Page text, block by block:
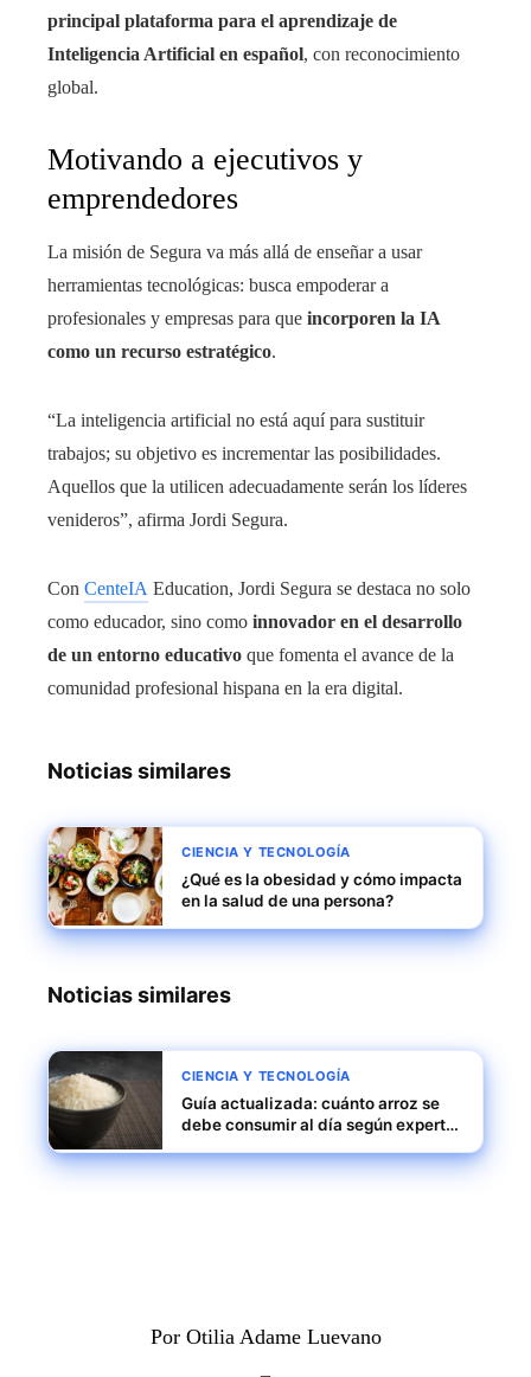
principal plataforma para el aprendizaje de
Inteligencia Artificial en español, con reconocimiento
global.
Motivando a ejecutivos y
emprendedores
La misión de Segura va más allá de enseñar a usar
herramientas tecnológicas: busca empoderar a
profesionales y empresas para que incorporen la IA
como un recurso estratégico.
“La inteligencia artificial no está aquí para sustituir
trabajos; su objetivo es incrementar las posibilidades.
Aquellos que la utilicen adecuadamente serán los líderes
venideros”, afirma Jordi Segura.
Con CenteIA Education, Jordi Segura se destaca no solo
como educador, sino como innovador en el desarrollo
de un entorno educativo que fomenta el avance de la
comunidad profesional hispana en la era digital.
Noticias similares
CIENCIA Y TECNOLOGÍA
¿Qué es la obesidad y cómo impacta
en la salud de una persona?
Noticias similares
CIENCIA Y TECNOLOGÍA
Guía actualizada: cuánto arroz se
debe consumir al día según expertos
Por Otilia Adame Luevano